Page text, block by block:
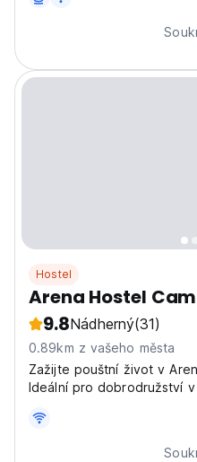
Hostel
Arena Hostel
9.8Nádherný(31)
0.89km z vašeho města
Zažijte pouštní život v
Ideální pro dobrodružství
(Auto-translated from